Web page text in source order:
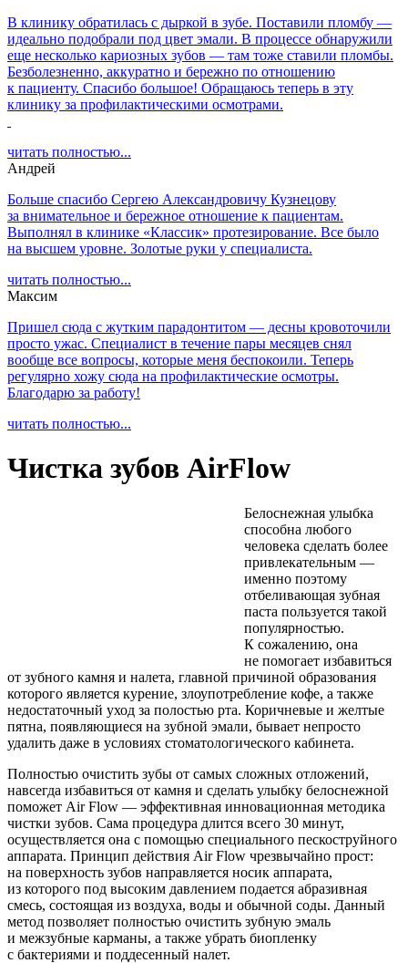
В клинику обратилась с дыркой в зубе. Поставили пломбу —
идеально подобрали под цвет эмали. В процессе обнаружили
еще несколько кариозных зубов — там тоже ставили пломбы.
Безболезненно, аккуратно и бережно по отношению
к пациенту. Спасибо большое! Обращаюсь теперь в эту
клинику за профилактическими осмотрами.
читать полностью...
Андрей
Больше спасибо Сергею Александровичу Кузнецову
за внимательное и бережное отношение к пациентам.
Выполнял в клинике «Классик» протезирование. Все было
на высшем уровне. Золотые руки у специалиста.
читать полностью...
Максим
Пришел сюда с жутким парадонтитом — десны кровоточили
просто ужас. Специалист в течение пары месяцев снял
вообще все вопросы, которые меня беспокоили. Теперь
регулярно хожу сюда на профилактические осмотры.
Благодарю за работу!
читать полностью...
Чистка зубов AirFlow
Белоснежная улыбка
способна любого
человека сделать более
привлекательным —
именно поэтому
отбеливающая зубная
паста пользуется такой
популярностью.
К сожалению, она
не помогает избавиться
от зубного камня и налета, главной причиной образования
которого является курение, злоупотребление кофе, а также
недостаточный уход за полостью рта. Коричневые и желтые
пятна, появляющиеся на зубной эмали, бывает непросто
удалить даже в условиях стоматологического кабинета.
Полностью очистить зубы от самых сложных отложений,
навсегда избавиться от камня и сделать улыбку белоснежной
поможет Air Flow — эффективная инновационная методика
чистки зубов. Сама процедура длится всего 30 минут,
осуществляется она с помощью специального пескоструйного
аппарата. Принцип действия Air Flow чрезвычайно прост:
на поверхность зубов направляется носик аппарата,
из которого под высоким давлением подается абразивная
смесь, состоящая из воздуха, воды и обычной соды. Данный
метод позволяет полностью очистить зубную эмаль
и межзубные карманы, а также убрать биопленку
с бактериями и поддесенный налет.